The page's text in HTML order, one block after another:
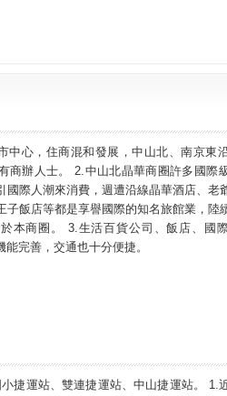
中心，住商混和發展，中山北、南京東
商辦人士。 2.中山北晶華商圈許多國際
國際人潮來消費，週遭沿線晶華酒店、老
子飯店等都是享譽國際的知名旅館業，陸
本商圈。 3.生活百貨公司、飯店、國
完善，交通也十分便捷。
捷運站、雙連捷運站、中山捷運站。 1.